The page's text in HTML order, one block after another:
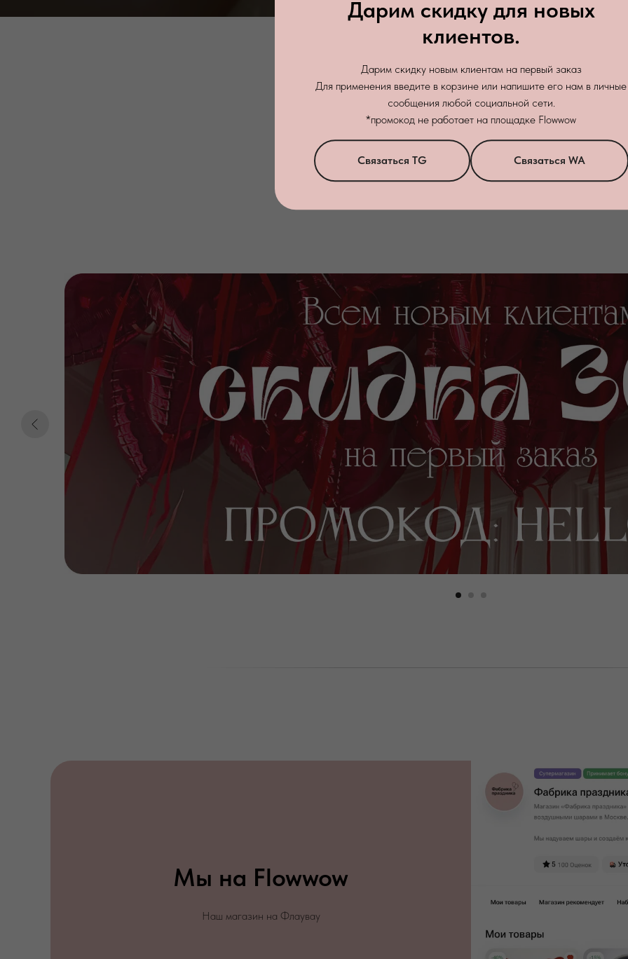
Дарим скидку для новых
клиентов.
Дарим скидку новым клиентам на первый заказ
Для применения введите в корзине или напишите его нам в личные
сообщения любой социальной сети.
*промокод не работает на площадке Flowwow
Связаться TG Связаться WA
Актуальные
Мы на Flowwow
Наш магазин на Флаувау